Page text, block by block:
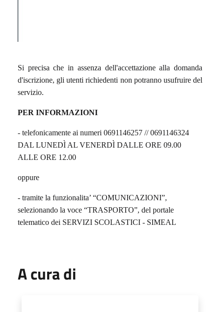
Si precisa che in assenza dell'accettazione alla domanda
d'iscrizione, gli utenti richiedenti non potranno usufruire del
servizio.
PER INFORMAZIONI
- telefonicamente ai numeri 0691146257 // 0691146324
DAL LUNEDÌ AL VENERDÌ DALLE ORE 09.00
ALLE ORE 12.00
oppure
- tramite la funzionalita’ “COMUNICAZIONI”,
selezionando la voce “TRASPORTO”, del portale
telematico dei SERVIZI SCOLASTICI - SIMEAL
A cura di